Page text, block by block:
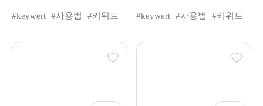
#keywert #사용법 #키워트 #keywert #사용법 #키워트